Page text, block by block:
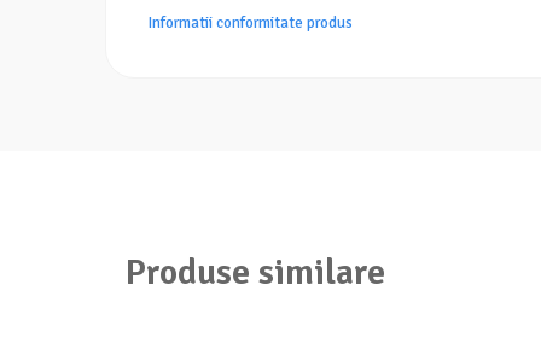
Informatii conformitate produs
Produse similare